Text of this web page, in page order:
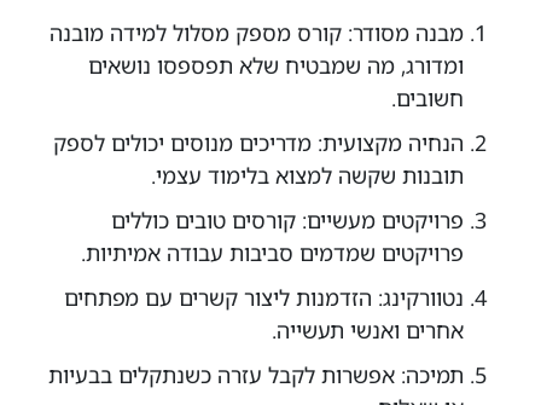
מבנה מסודר: קורס מספק מסלול למידה מובנה
ומדורג, מה שמבטיח שלא תפספסו נושאים
חשובים.
הנחיה מקצועית: מדריכים מנוסים יכולים לספק
תובנות שקשה למצוא בלימוד עצמי.
פרויקטים מעשיים: קורסים טובים כוללים
פרויקטים שמדמים סביבות עבודה אמיתיות.
נטוורקינג: הזדמנות ליצור קשרים עם מפתחים
אחרים ואנשי תעשייה.
תמיכה: אפשרות לקבל עזרה כשנתקלים בבעיות